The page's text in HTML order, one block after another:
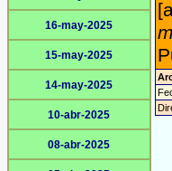
16-may-2025
15-may-2025
14-may-2025
10-abr-2025
08-abr-2025